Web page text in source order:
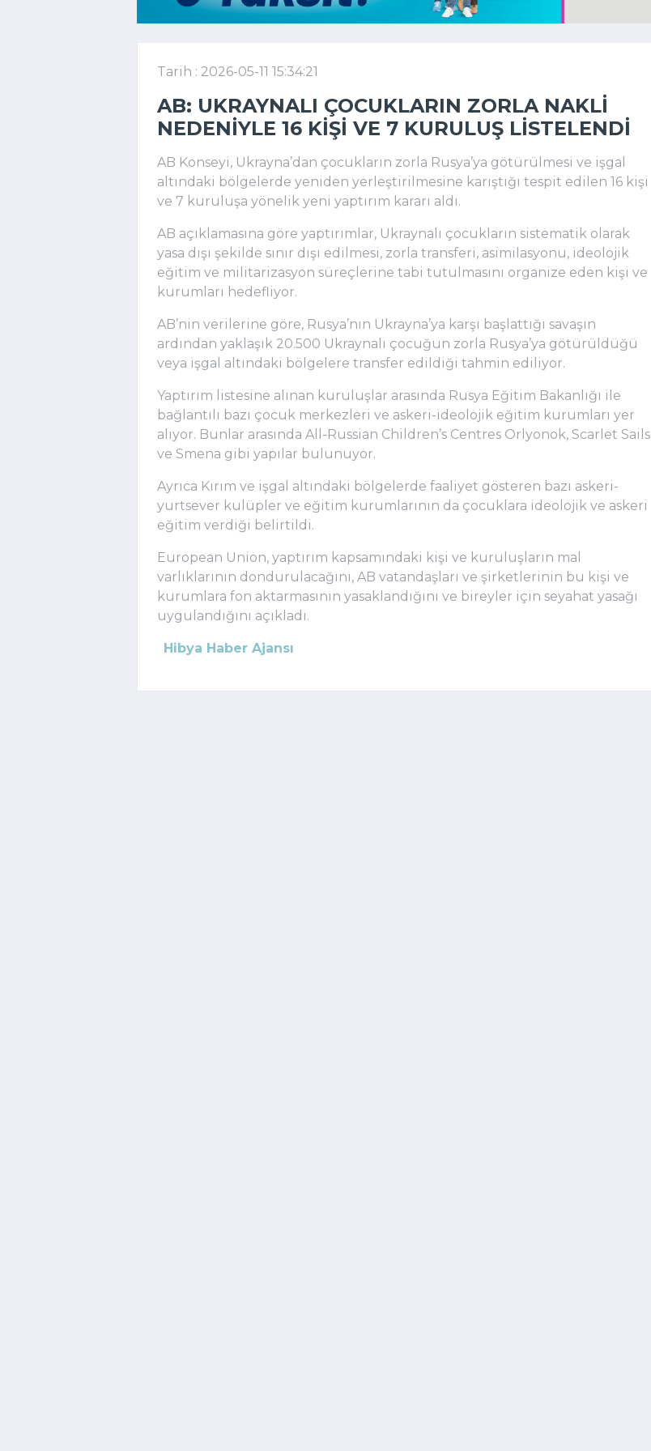
Tarih : 2026-05-11 15:34:21
AB: UKRAYNALI ÇOCUKLARIN ZORLA NAKLI
NEDENIYLE 16 KIŞI VE 7 KURULUŞ LISTELENDI
AB Konseyi,Ukrayna’dan çocukların zorla Rusya’ya götürülmesi ve işgal
altındaki bölgelerde yeniden yerleştirilmesine karıştığı tespit edilen 16 kişi
ve 7 kuruluşa yönelik yeni yaptırım kararı aldı.
AB açıklamasına göre yaptırımlar, Ukraynalı çocukların sistematik olarak
yasa dışı şekilde sınır dışı edilmesi, zorla transferi, asimilasyonu, ideolojik
eğitim ve militarizasyon süreçlerine tabi tutulmasını organize eden kişi ve
kurumları hedefliyor.
AB’nin verilerine göre, Rusya’nın Ukrayna’ya karşı başlattığı savaşın
ardından yaklaşık 20.500 Ukraynalı çocuğun zorla Rusya’ya götürüldüğü
veya işgal altındaki bölgelere transfer edildiği tahmin ediliyor.
Yaptırım listesine alınan kuruluşlar arasında Rusya Eğitim Bakanlığı ile
bağlantılı bazı çocuk merkezleri ve askeri-ideolojik eğitim kurumları yer
alıyor. Bunlar arasında All-Russian Children’s Centres Orlyonok, Scarlet Sails
ve Smena gibi yapılar bulunuyor.
Ayrıca Kırım ve işgal altındaki bölgelerde faaliyet gösteren bazı askeri-
yurtsever kulüpler ve eğitim kurumlarının da çocuklara ideolojik ve askeri
eğitim verdiği belirtildi.
European Union, yaptırım kapsamındaki kişi ve kuruluşların mal
varlıklarının dondurulacağını, AB vatandaşları ve şirketlerinin bu kişi ve
kurumlara fon aktarmasının yasaklandığını ve bireyler için seyahat yasağı
uygulandığını açıkladı.
Hibya Haber Ajansı